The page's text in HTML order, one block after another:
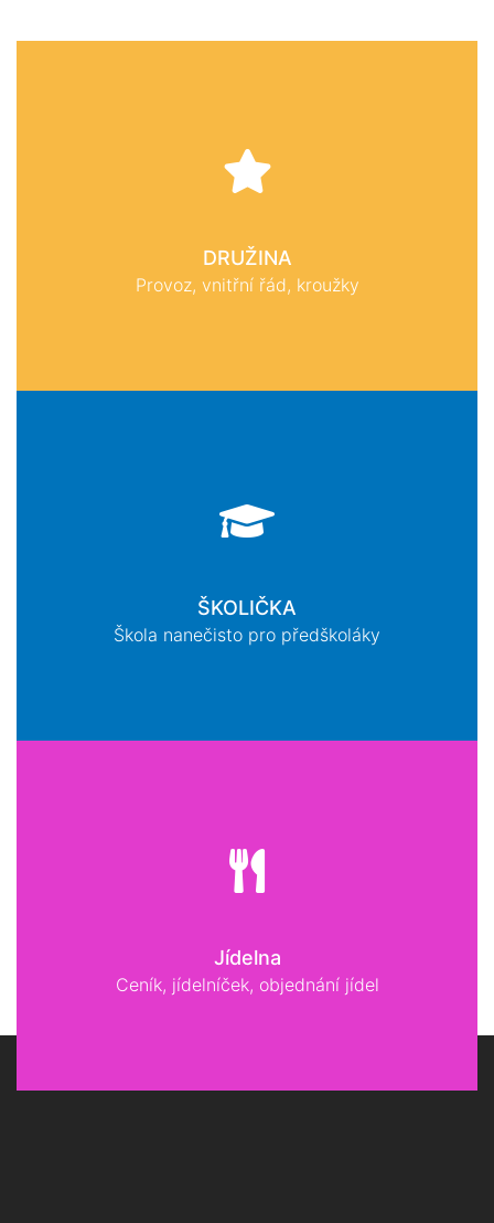
DRUŽINA
Provoz, vnitřní řád, kroužky
ŠKOLIČKA
Škola nanečisto pro předškoláky
Jídelna
Ceník, jídelníček, objednání jídel